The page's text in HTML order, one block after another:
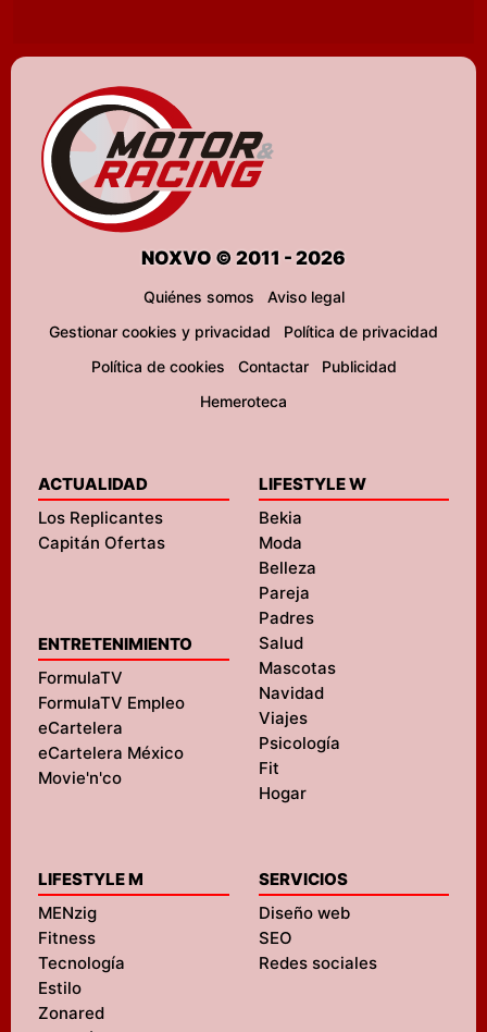
NOXVO © 2011 - 2026
Quiénes somos
Aviso legal
Gestionar cookies y privacidad
Política de privacidad
Política de cookies
Contactar
Publicidad
Hemeroteca
ACTUALIDAD
Los Replicantes
Capitán Ofertas
ENTRETENIMIENTO
FormulaTV
FormulaTV Empleo
eCartelera
eCartelera México
Movie'n'co
LIFESTYLE W
Bekia
Moda
Belleza
Pareja
Padres
Salud
Mascotas
Navidad
Viajes
Psicología
Fit
Hogar
LIFESTYLE M
MENzig
Fitness
Tecnología
Estilo
Zonared
SERVICIOS
Diseño web
SEO
Redes sociales